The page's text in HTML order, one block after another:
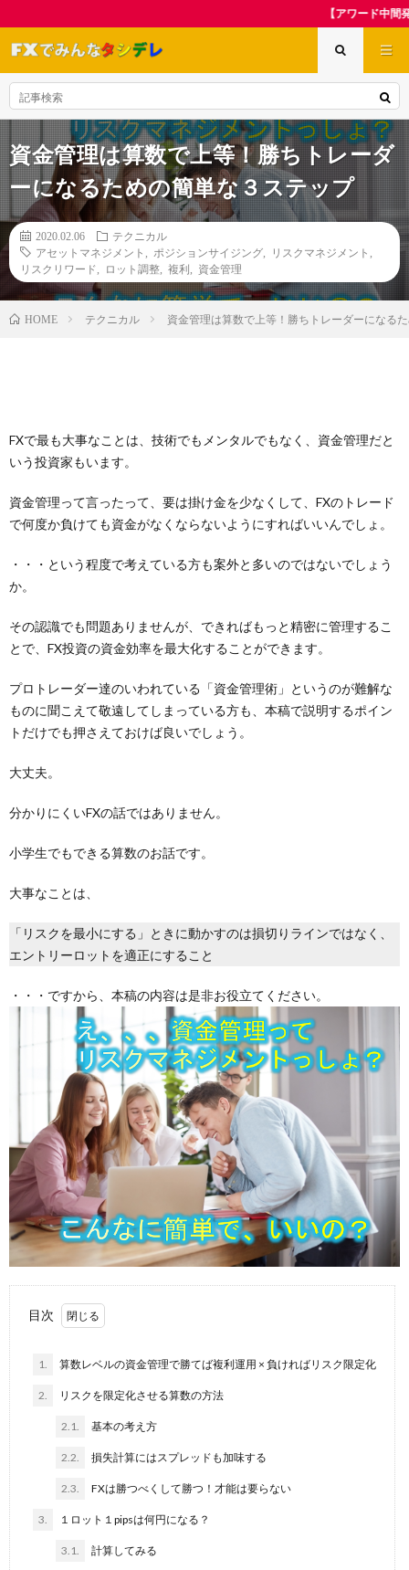
【アワード中間発表記念】夏休み
資金管理は算数で上等！勝ちトレーダ
ーになるための簡単な３ステップ
2020.02.06
テクニカル
アセットマネジメント
ポジションサイジング リスクマネジメント
リスクリワード
ロット調整 複利 資金管理
HOME テクニカル 資金管理は算数で上等！勝ちトレーダーになる
FXで最も大事なことは、技術でもメンタルでもなく、資金管理だと
いう投資家もいます。
資金管理って言ったって、要は掛け金を少なくして、FXのトレード
で何度か負けても資金がなくならないようにすればいいんでしょ。
・・・という程度で考えている方も案外と多いのではないでしょう
か。
その認識でも問題ありませんが、できればもっと精密に管理するこ
とで、FX投資の資金効率を最大化することができます。
プロトレーダー達のいわれている「資金管理術」というのが難解な
ものに聞こえて敬遠してしまっている方も、本稿で説明するポイン
トだけでも押さえておけば良いでしょう。
大丈夫。
分かりにくいFXの話ではありません。
小学生でもできる算数のお話です。
大事なことは、
「リスクを最小にする」ときに動かすのは損切りラインではなく、
エントリーロットを適正にすること
・・・ですから、本稿の内容は是非お役立てください。
目次
1. 算数レベルの資金管理で勝てば複利運用 × 負ければリスク限定化
2. リスクを限定化させる算数の方法
2.1. 基本の考え方
2.2. 損失計算にはスプレッドも加味する
2.3. FXは勝つべくして勝つ！才能は要らない
3. １ロット１pipsは何円になる？
3.1. 計算してみる